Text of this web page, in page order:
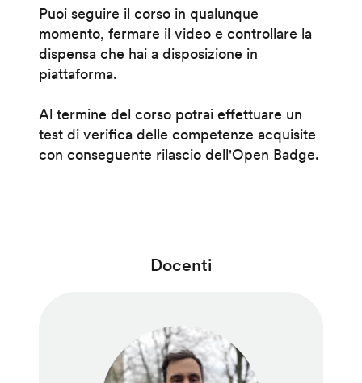
Puoi seguire il corso in qualunque
momento, fermare il video e controllare la
dispensa che hai a disposizione in
piattaforma.
Al termine del corso potrai effettuare un
test di verifica delle competenze acquisite
con conseguente rilascio dell'Open Badge.
Docenti